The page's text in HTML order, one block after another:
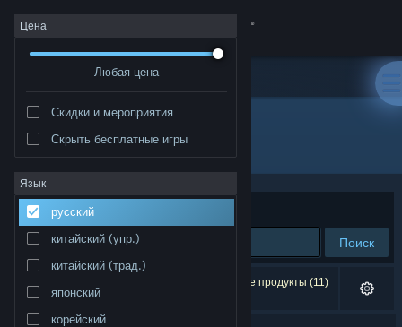
Войти
Сообщество
Информация
Поддержка
Изменить язык
Цена
Любая цена
Скидки и мероприятия
Скрыть бесплатные игры
Язык
русский
китайский (упр.)
китайский (трад.)
японский
корейский
Издатель: Torture Star Video
Сортировать по
Поиск
Результатов по вашему запросу: 1. Некоторые продукты (11)
скрыты согласно вашим настройкам.